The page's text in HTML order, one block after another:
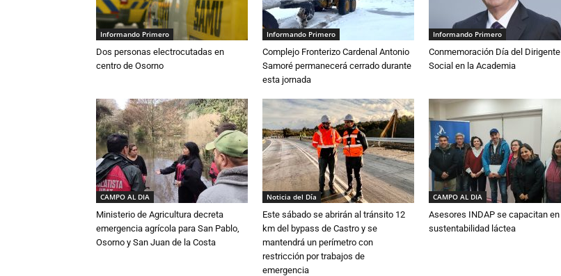
Informando Primero
Dos personas electrocutadas en
centro de Osorno
Informando Primero
Complejo Fronterizo Cardenal Antonio
Samoré permanecerá cerrado durante
esta jornada
Informando Primero
Conmemoración Día del Dirigente
Social en la Academia
CAMPO AL DIA
Ministerio de Agricultura decreta
emergencia agrícola para San Pablo,
Osorno y San Juan de la Costa
Noticia del Día
Este sábado se abrirán al tránsito 12
km del bypass de Castro y se
mantendrá un perímetro con
restricción por trabajos de
emergencia
CAMPO AL DIA
Asesores INDAP se capacitan en
sustentabilidad láctea